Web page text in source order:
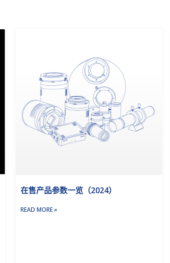
在售产品参数一览（2024）
READ MORE »